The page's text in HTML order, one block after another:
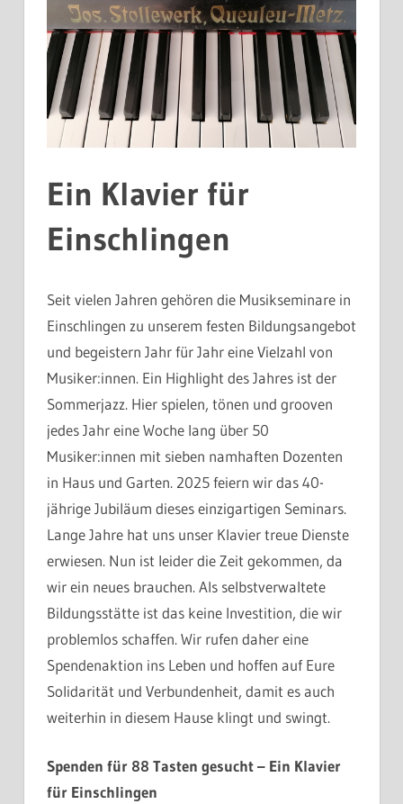
Ein Klavier für
Einschlingen
Seit vielen Jahren gehören die Musikseminare in
Einschlingen zu unserem festen Bildungsangebot
und begeistern Jahr für Jahr eine Vielzahl von
Musiker:innen. Ein Highlight des Jahres ist der
Sommerjazz. Hier spielen, tönen und grooven
jedes Jahr eine Woche lang über 50
Musiker:innen mit sieben namhaften Dozenten
in Haus und Garten. 2025 feiern wir das 40-
jährige Jubiläum dieses einzigartigen Seminars.
Lange Jahre hat uns unser Klavier treue Dienste
erwiesen. Nun ist leider die Zeit gekommen, da
wir ein neues brauchen. Als selbstverwaltete
Bildungsstätte ist das keine Investition, die wir
problemlos schaffen. Wir rufen daher eine
Spendenaktion ins Leben und hoffen auf Eure
Solidarität und Verbundenheit, damit es auch
weiterhin in diesem Hause klingt und swingt.
Spenden für 88 Tasten gesucht – Ein Klavier
für Einschlingen